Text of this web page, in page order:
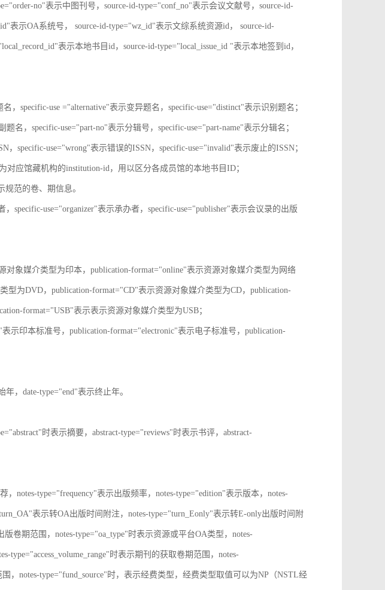
no"表示中图刊号，source-id-type="conf_no"表示会议文献号，source-id-
表示OA系统号， source-id-type="wz_id"表示文综系统资源id， source-id-
表示本地书目id，source-id-type="local_issue_id "表示本地签到id，
，specific-use ="alternative"表示变异题名，specific-use="distinct"表示识别题名；
题名，specific-use="part-no"表示分辑号，specific-use="part-name"表示分辑名；
，specific-use="wrong"表示错误的ISSN，specific-use="invalid"表示废止的ISSN；
对应馆藏机构的institution-id，用以区分各成员馆的本地书目ID；
规范的卷、期信息。
specific-use="organizer"表示承办者，specific-use="publisher"表示会议录的出版
对象媒介类型为印本，publication-format="online"表示资源对象媒介类型为网络
型为DVD，publication-format="CD"表示资源对象媒介类型为CD，publication-
format="USB"表示表示资源对象媒介类型为USB；
示印本标准号，publication-format="electronic"表示电子标准号，publication-
，date-type="end"表示终止年。
时表示摘要，abstract-type="reviews"时表示书评，abstract-
，notes-type="frequency"表示出版频率，notes-type="edition"表示版本，notes-
表示转OA出版时间附注，notes-type="turn_Eonly"表示转E-only出版时间附
版卷期范围，notes-type="oa_type"时表示资源或平台OA类型，notes-
type="access_volume_range"时表示期刊的获取卷期范围，notes-
，notes-type="fund_source"时，表示经费类型，经费类型取值可以为NP（NSTL经